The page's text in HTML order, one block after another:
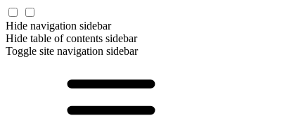
Hide navigation sidebar
Hide table of contents sidebar
Toggle site navigation sidebar